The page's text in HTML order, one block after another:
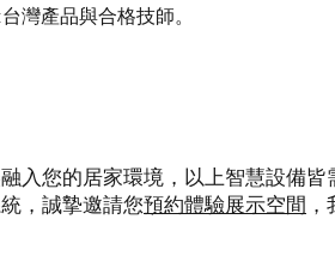
灣產品與合格技師。
入您的居家環境，以上智慧設備
，誠摯邀請您預約體驗展示空間